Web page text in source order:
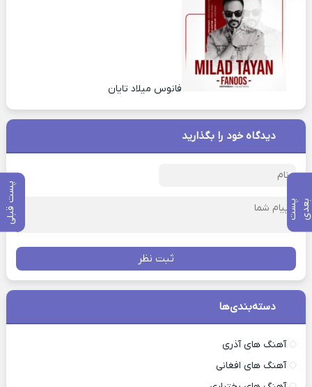
پ
س
ت
ب
ع
د ی پست قبلی
فانوس میلاد تایان
دیدگاه خود را بگذارید
ثبت نظر
دسته‌بندی‌ها
آهنگ های آذری
آهنگ های افغانی